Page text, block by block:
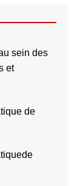
sein des
et
de